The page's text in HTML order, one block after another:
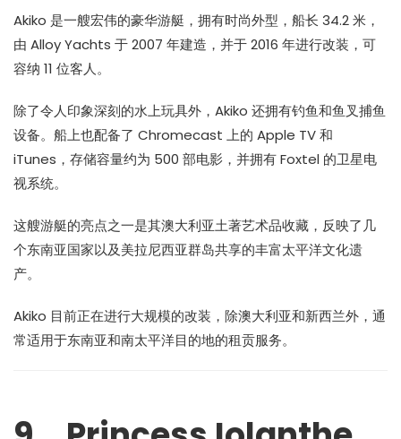
Akiko 是一艘宏伟的豪华游艇，拥有时尚外型，船长 34.2 米，
由 Alloy Yachts 于 2007 年建造，并于 2016 年进行改装，可
容纳 11 位客人。
除了令人印象深刻的水上玩具外，Akiko 还拥有钓鱼和鱼叉捕鱼
设备。船上也配备了 Chromecast 上的 Apple TV 和
iTunes，存储容量约为 500 部电影，并拥有 Foxtel 的卫星电
视系统。
这艘游艇的亮点之一是其澳大利亚土著艺术品收藏，反映了几
个东南亚国家以及美拉尼西亚群岛共享的丰富太平洋文化遗
产。
Akiko 目前正在进行大规模的改装，除澳大利亚和新西兰外，通
常适用于东南亚和南太平洋目的地的租贡服务。